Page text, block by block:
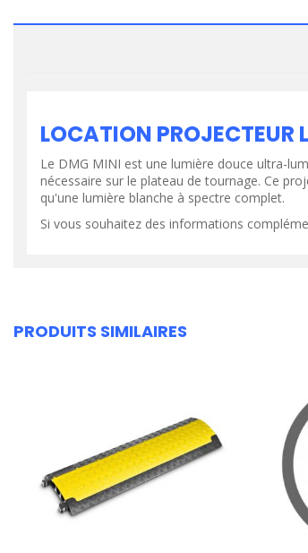
LOCATION PROJECTEUR
Le DMG MINI est une lumière douce ultra-
nécessaire sur le plateau de tournage. Ce
qu'une lumière blanche à spectre complet.
Si vous souhaitez des informations
PRODUITS SIMILAIRES